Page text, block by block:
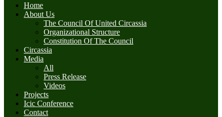
Home
About Us
The Council Of United Circassia
Organizational Structure
Constitution Of The Council
Circassia
Media
All
Press Release
Videos
Projects
Icic Conference
Contact